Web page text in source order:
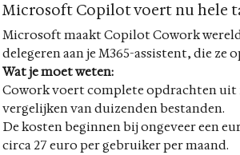
Microsoft Copilot voert nu hele
Microsoft maakt Copilot Cowork
delegeren aan je M365-assistent, die
Wat je moet weten:
Cowork voert complete opdrachten uit
vergelijken van duizenden bestanden.
De kosten beginnen bij ongeveer een
circa 27 euro per gebruiker per maand.